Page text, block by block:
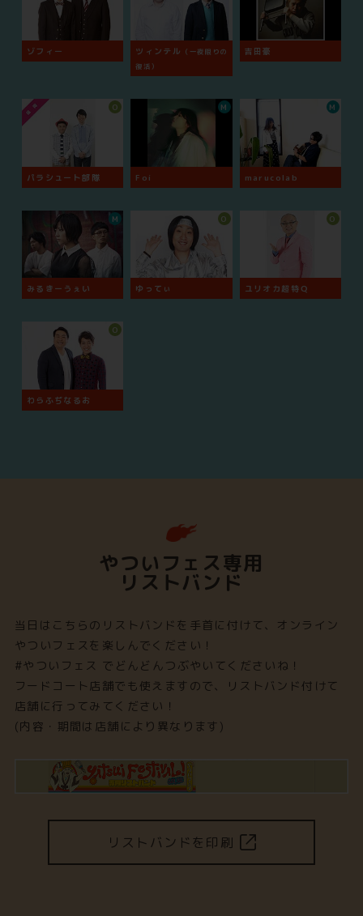
ゾフィー ツィンテル （一夜限りの
復活）
吉田豪
パラシュート部隊
O
Foi
M
marucolab
M
みるきーうぇい
M
ゆってぃ
O
ユリオカ超特Ｑ
O
わらふぢなるお
O
やついフェス専用
リストバンド
当日はこちらのリストバンドを手首に付けて、オンライン
やついフェスを楽しんでください！
#やついフェス でどんどんつぶやいてくださいね！
フードコート店舗でも使えますので、リストバンド付けて
店舗に行ってみてください！
(内容・期間は店舗により異なります)
リストバンドを印刷